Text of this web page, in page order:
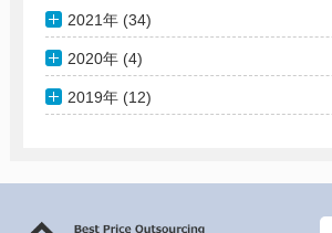
2021年 (34)
2020年 (4)
2019年 (12)